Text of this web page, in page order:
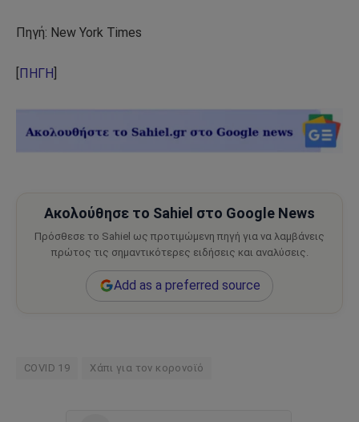
Πηγή: New York Times
ΠΗΓΗ
Ακολούθησε το Sahiel στο Google News
Πρόσθεσε το Sahiel ως προτιμώμενη πηγή για να λαμβάνεις
πρώτος τις σημαντικότερες ειδήσεις και αναλύσεις.
Add as a preferred source
COVID 19 Χάπι για τον κορονοϊό